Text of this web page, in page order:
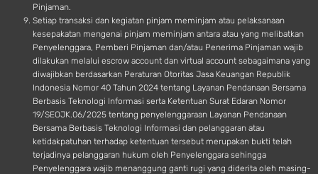
Pinjaman.
Setiap transaksi dan kegiatan pinjam meminjam atau pelaksanaan
kesepakatan mengenai pinjam meminjam antara atau yang melibatkan
Penyelenggara, Pemberi Pinjaman dan/atau Penerima Pinjaman wajib
dilakukan melalui escrow account dan virtual account sebagaimana yang
diwajibkan berdasarkan Peraturan Otoritas Jasa Keuangan Republik
Indonesia Nomor 40 Tahun 2024 tentang Layanan Pendanaan Bersama
Berbasis Teknologi Informasi serta Ketentuan Surat Edaran Nomor
19/SEOJK.06/2025 tentang penyelenggaraan Layanan Pendanaan
Bersama Berbasis Teknologi Informasi dan pelanggaran atau
ketidakpatuhan terhadap ketentuan tersebut merupakan bukti telah
terjadinya pelanggaran hukum oleh Penyelenggara sehingga
Penyelenggara wajib menanggung ganti rugi yang diderita oleh masing-